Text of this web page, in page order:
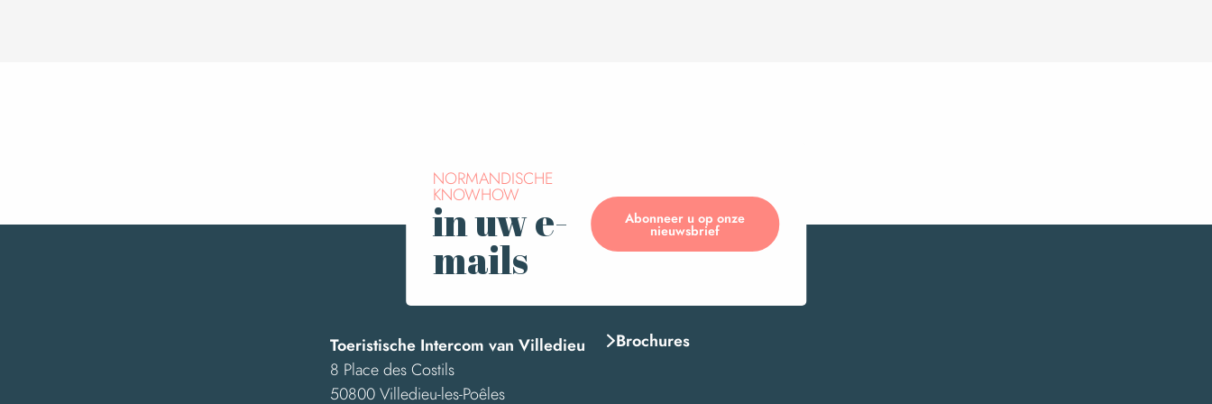
NORMANDISCHE
KNOWHOW
in uw e-
mails
Abonneer u op onze
nieuwsbrief
Toeristische Intercom van Villedieu
8 Place des Costils
50800 Villedieu-les-Poêles
Brochures